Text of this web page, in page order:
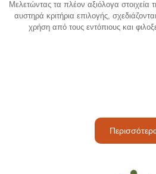
Μελετώντας τα πλέον αξιόλογα στοιχεία
αυστηρά κριτήρια επιλογής,
χρήση από τους εντόπιους και